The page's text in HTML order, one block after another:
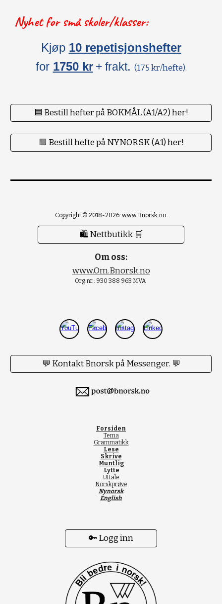
Nyhet for små skoler/klasser:
Kjøp 10 repetisjonshefter
for 1750 kr + frakt. (175 kr/hefte).
🟦 Bestill hefter på BOKMÅL (A1/A2) her!
🟪 Bestill hefte på NYNORSK (A1) her!
Copyright © 2018-2026: www.Bnorsk.no.
🛍 Nettbutikk 🛒
Om oss:
www.Om.Bnorsk.no
Org.nr.: 930 388 963 MVA
💬 Kontakt Bnorsk på Messenger. 💬
Forsiden
Tema
Grammatikk
Lese
Skrive
Muntlig
Lytte
Uttale
Norskprøve
Nynorsk
English
🔑 Logg inn